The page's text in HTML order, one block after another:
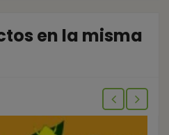
en la misma